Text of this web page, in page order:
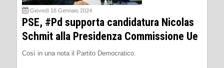
Giovedì 18 Gennaio 2024
PSE, #Pd supporta candidatura Nicolas
Schmit alla Presidenza Commissione Ue
Così in una nota il Partito Democratico.